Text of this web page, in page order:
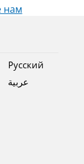
нам
Pусский
عربية